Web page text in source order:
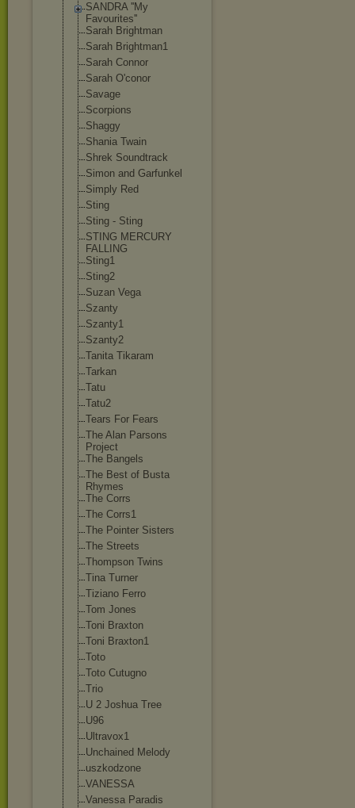
SANDRA ''My
Favourites''
Sarah Brightman
Sarah Brightman1
Sarah Connor
Sarah O'conor
Savage
Scorpions
Shaggy
Shania Twain
Shrek Soundtrack
Simon and Garfunkel
Simply Red
Sting
Sting - Sting
STING MERCURY
FALLING
Sting1
Sting2
Suzan Vega
Szanty
Szanty1
Szanty2
Tanita Tikaram
Tarkan
Tatu
Tatu2
Tears For Fears
The Alan Parsons
Project
The Bangels
The Best of Busta
Rhymes
The Corrs
The Corrs1
The Pointer Sisters
The Streets
Thompson Twins
Tina Turner
Tiziano Ferro
Tom Jones
Toni Braxton
Toni Braxton1
Toto
Toto Cutugno
Trio
U 2 Joshua Tree
U96
Ultravox1
Unchained Melody
uszkodzone
VANESSA
Vanessa Paradis